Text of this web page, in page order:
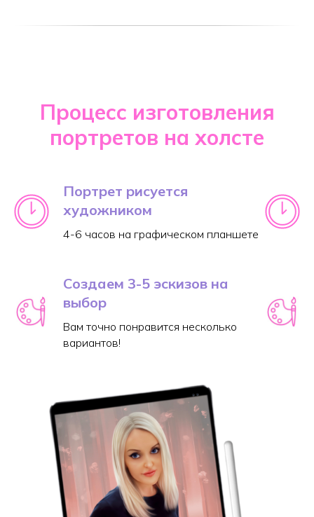
Процесс изготовления
портретов на холсте
Портрет рисуется
художником
4-6 часов на графическом планшете
Создаем 3-5 эскизов на
выбор
Вам точно понравится несколько
вариантов!